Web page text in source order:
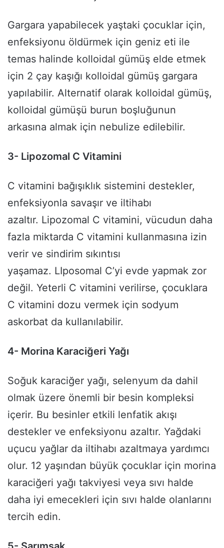
Gargara yapabilecek yaştaki çocuklar için,
enfeksiyonu öldürmek için geniz eti ile
temas halinde kolloidal gümüş elde etmek
için 2 çay kaşığı kolloidal gümüş gargara
yapılabilir. Alternatif olarak kolloidal gümüş,
kolloidal gümüşü burun boşluğunun
arkasına almak için nebulize edilebilir.
3- Lipozomal C Vitamini
C vitamini bağışıklık sistemini destekler,
enfeksiyonla savaşır ve iltihabı
azaltır. Lipozomal C vitamini, vücudun daha
fazla miktarda C vitamini kullanmasına izin
verir ve sindirim sıkıntısı
yaşamaz. LIposomal C’yi evde yapmak zor
değil. Yeterli C vitamini verilirse, çocuklara
C vitamini dozu vermek için sodyum
askorbat da kullanılabilir.
4- Morina Karaciğeri Yağı
Soğuk karaciğer yağı, selenyum da dahil
olmak üzere önemli bir besin kompleksi
içerir. Bu besinler etkili lenfatik akışı
destekler ve enfeksiyonu azaltır. Yağdaki
uçucu yağlar da iltihabı azaltmaya yardımcı
olur. 12 yaşından büyük çocuklar için morina
karaciğeri yağı takviyesi veya sıvı halde
daha iyi emecekleri için sıvı halde olanlarını
tercih edin.